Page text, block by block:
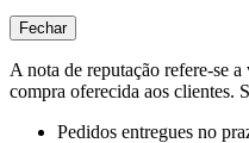
Fechar
A nota de reputação refere-se
compra oferecida aos clientes.
Pedidos entregues no